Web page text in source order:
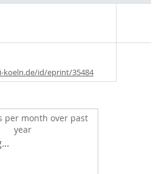
id/eprint/35484
per month over past
year